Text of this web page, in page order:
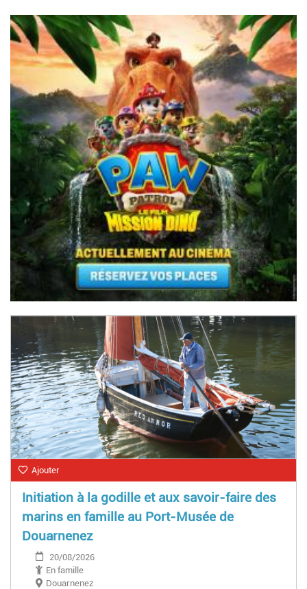
Ajouter
Initiation à la godille et aux savoir-faire des
marins en famille au Port-Musée de
Douarnenez
20/08/2026
En famille
Douarnenez